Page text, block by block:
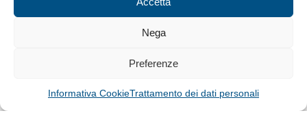
Nega
Preferenze
Informativa CookieTrattamento dei dati personali